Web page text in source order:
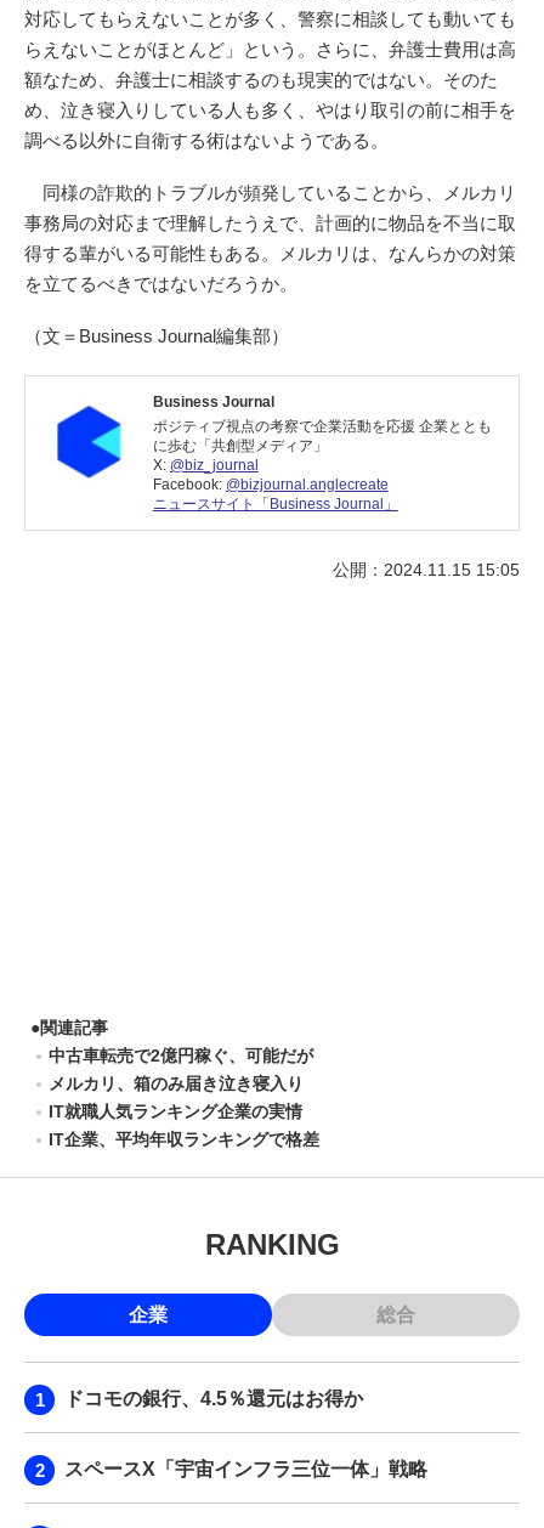
対応してもらえないことが多く、警察に相談しても動いても
らえないことがほとんど」という。さらに、弁護士費用は高
額なため、弁護士に相談するのも現実的ではない。そのた
め、泣き寝入りしている人も多く、やはり取引の前に相手を
調べる以外に自衛する術はないようである。
同様の詐欺的トラブルが頻発していることから、メルカリ
事務局の対応まで理解したうえで、計画的に物品を不当に取
得する輩がいる可能性もある。メルカリは、なんらかの対策
を立てるべきではないだろうか。
（文＝Business Journal編集部）
Business Journal
ポジティブ視点の考察で企業活動を応援 企業ととも
に歩む「共創型メディア」
X: @biz_journal
Facebook: @bizjournal.anglecreate
ニュースサイト「Business Journal」
公開：2024.11.15 15:05
●関連記事
中古車転売で2億円稼ぐ、可能だが
メルカリ、箱のみ届き泣き寝入り
IT就職人気ランキング企業の実情
IT企業、平均年収ランキングで格差
RANKING
企業 総合
ドコモの銀行、4.5％還元はお得か
スペースX「宇宙インフラ三位一体」戦略